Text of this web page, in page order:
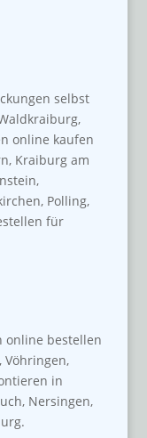
selbst
online kaufen
Kraiburg am
Polling,
für
online bestellen
Vöhringen,
in
Nersingen,